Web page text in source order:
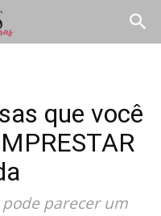
que você
parecer um